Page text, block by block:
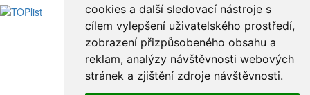
cookies a další sledovací nástroje s
cílem vylepšení uživatelského prostředí,
zobrazení přizpůsobeného obsahu a
reklam, analýzy návštěvnosti webových
stránek a zjištění zdroje návštěvnosti.